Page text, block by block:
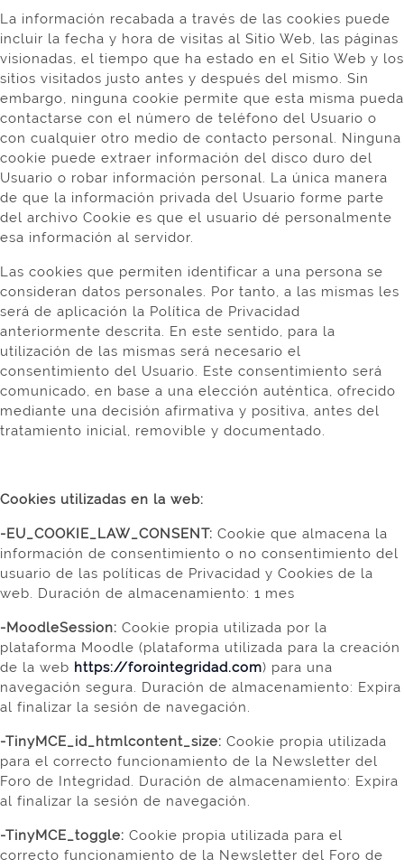
La información recabada a través de las cookies puede
incluir la fecha y hora de visitas al Sitio Web, las páginas
visionadas, el tiempo que ha estado en el Sitio Web y los
sitios visitados justo antes y después del mismo. Sin
embargo, ninguna cookie permite que esta misma pueda
contactarse con el número de teléfono del Usuario o
con cualquier otro medio de contacto personal. Ninguna
cookie puede extraer información del disco duro del
Usuario o robar información personal. La única manera
de que la información privada del Usuario forme parte
del archivo Cookie es que el usuario dé personalmente
esa información al servidor.
Las cookies que permiten identificar a una persona se
consideran datos personales. Por tanto, a las mismas les
será de aplicación la Política de Privacidad
anteriormente descrita. En este sentido, para la
utilización de las mismas será necesario el
consentimiento del Usuario. Este consentimiento será
comunicado, en base a una elección auténtica, ofrecido
mediante una decisión afirmativa y positiva, antes del
tratamiento inicial, removible y documentado.
Cookies utilizadas en la web:
-EU_COOKIE_LAW_CONSENT: Cookie que almacena la
información de consentimiento o no consentimiento del
usuario de las políticas de Privacidad y Cookies de la
web. Duración de almacenamiento: 1 mes
-MoodleSession: Cookie propia utilizada por la
plataforma Moodle (plataforma utilizada para la creación
de la web https://forointegridad.com) para una
navegación segura. Duración de almacenamiento: Expira
al finalizar la sesión de navegación.
-TinyMCE_id_htmlcontent_size: Cookie propia utilizada
para el correcto funcionamiento de la Newsletter del
Foro de Integridad. Duración de almacenamiento: Expira
al finalizar la sesión de navegación.
-TinyMCE_toggle: Cookie propia utilizada para el
correcto funcionamiento de la Newsletter del Foro de